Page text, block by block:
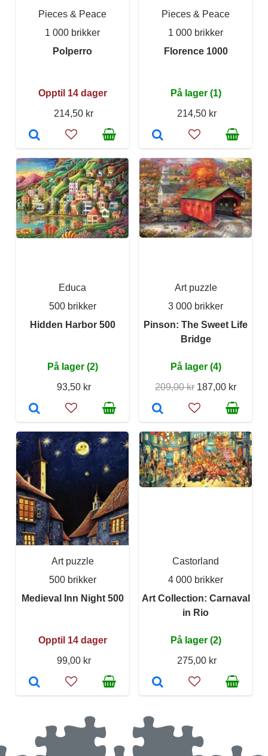
Pieces & Peace
1 000 brikker
Polperro
Opptil 14 dager
214,50 kr
Pieces & Peace
1 000 brikker
Florence 1000
På lager (1)
214,50 kr
Educa
500 brikker
Hidden Harbor 500
På lager (2)
93,50 kr
Art puzzle
3 000 brikker
Pinson: The Sweet Life
Bridge
På lager (4)
209,00 kr 187,00 kr
Art puzzle
500 brikker
Medieval Inn Night 500
Opptil 14 dager
99,00 kr
Castorland
4 000 brikker
Art Collection: Carnaval
in Rio
På lager (2)
275,00 kr